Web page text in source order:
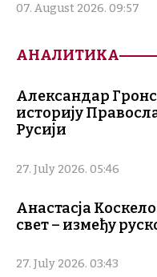
07. August 2026. 09:57
АНАЛИТИКА
Александар
историју
Русији
27. July 2026. 05:46
Анастасја
свет – између
27. July 2026. 03:43